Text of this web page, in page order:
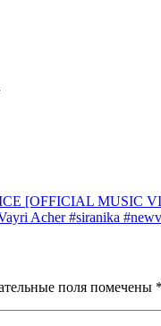
[OFFICIAL MUSIC
Acher #siranika
поля помечены *